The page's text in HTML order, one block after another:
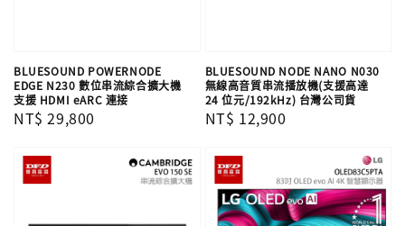
BLUESOUND POWERNODE
EDGE N230 數位串流綜合擴大機
支援 HDMI eARC 連接
Regular
NT$ 29,800
BLUESOUND NODE NANO N030
無線高音質串流播放機(支援高達
24 位元/192kHz) 台灣公司貨
Regular
NT$ 12,900